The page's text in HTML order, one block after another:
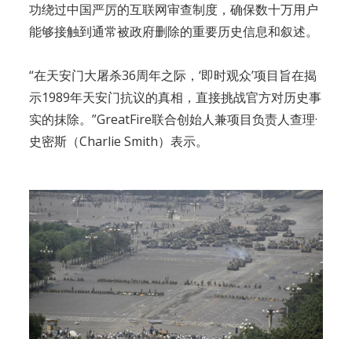
功绕过中国严厉的互联网审查制度，确保数十万用户
能够接触到通常被政府删除的重要历史信息和叙述。
“在天安门大屠杀36周年之际，‘即时观众’项目旨在揭
示1989年天安门抗议的真相，直接挑战官方对历史事
实的抹除。”GreatFire联合创始人兼项目负责人查理·
史密斯（Charlie Smith）表示。